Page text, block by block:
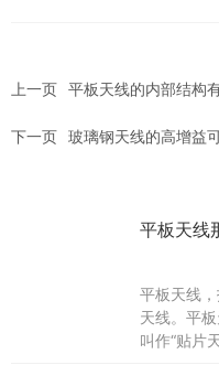
上一页 平板天线的内部结构
下一页 玻璃钢天线的高增益
平板天线
平板天线
天线。平
叫作“贴片